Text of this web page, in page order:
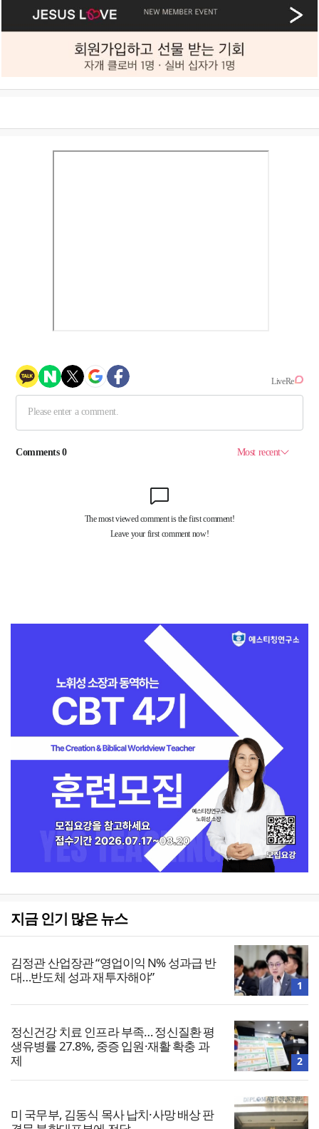
지금 인기 많은 뉴스
김정관 산업장관 “영업이익 N% 성과급 반
대…반도체 성과 재투자해야”
1
정신건강 치료 인프라 부족… 정신질환 평
생유병률 27.8%, 중증 입원·재활 확충 과
제
2
미 국무부, 김동식 목사 납치·사망 배상 판